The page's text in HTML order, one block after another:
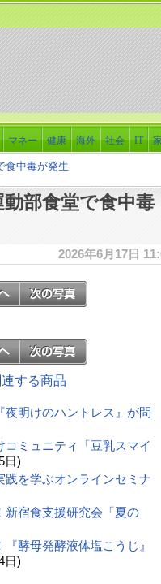
マネー 健康 海外 社会 IT
食中毒が発生
部食堂で食中毒
2026年6月17日
する商品
明けのハントレス』が問
ミュニティ「豆乳スマイ
日)
を学ぶオンラインセミナ
新宿食支援研究会「夏の
酵母発酵液体塩こうじ』
日)